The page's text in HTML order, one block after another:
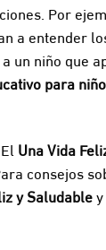
Por
a entender
niño que
para
Una Vida
consejos
y Saludable